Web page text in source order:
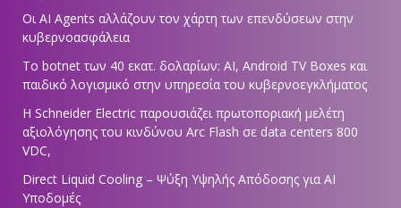
Οι AI Agents αλλάζουν τον χάρτη των επενδύσεων στην
κυβερνοασφάλεια
Το botnet των 40 εκατ. δολαρίων: AI, Android TV Boxes και
παιδικό λογισμικό στην υπηρεσία του κυβερνοεγκλήματος
Η Schneider Electric παρουσιάζει πρωτοποριακή μελέτη
αξιολόγησης του κινδύνου Arc Flash σε data centers 800
VDC,
Direct Liquid Cooling – Ψύξη Υψηλής Απόδοσης για AI
Υποδομές